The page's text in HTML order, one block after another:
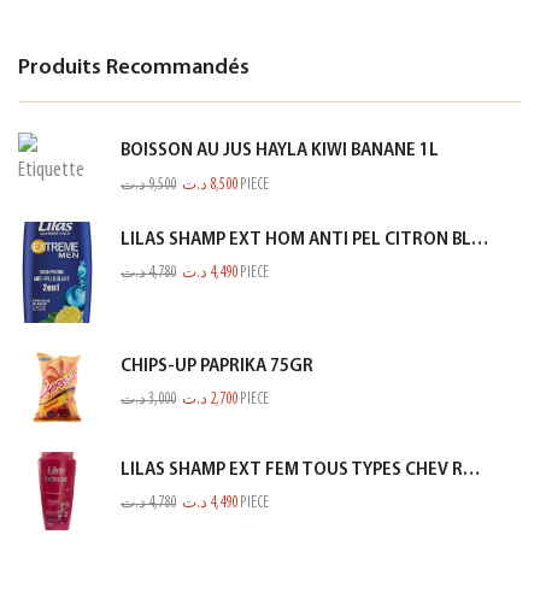
Produits Recommandés
BOISSON AU JUS HAYLA KIWI BANANE 1L
9,500د.ت 8,500 د.ت PIECE
LILAS SHAMP EXT HOM ANTI PEL CITRON BLEU 350ML
4,780د.ت 4,490 د.ت PIECE
CHIPS-UP PAPRIKA 75GR
3,000د.ت 2,700 د.ت PIECE
LILAS SHAMP EXT FEM TOUS TYPES CHEV ROSE 350ML
4,780د.ت 4,490 د.ت PIECE